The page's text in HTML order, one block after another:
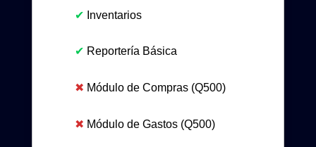
✔ Inventarios
✔ Reportería Básica
✖ Módulo de Compras (Q500)
✖ Módulo de Gastos (Q500)